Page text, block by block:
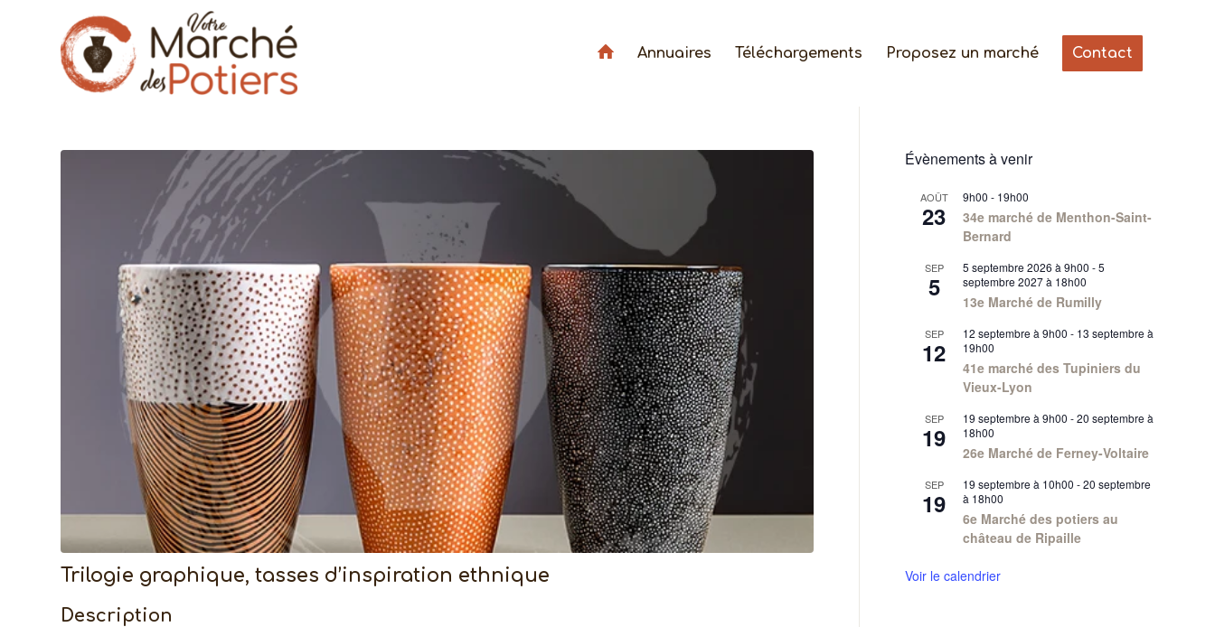
Annuaires Téléchargements Proposez un marché Contact
Trilogie graphique, tasses d’inspiration ethnique
Description
Évènements à venir
AOÛT
23
9h00 - 19h00
34e marché de Menthon-Saint-
Bernard
SEP
5
5 septembre 2026 à 9h00 -5
septembre 2027 à 18h00
13e Marché de Rumilly
SEP
12
12 septembre à 9h00 - 13 septembre à
19h00
41e marché des Tupiniers du
Vieux-Lyon
SEP
19
19 septembre à 9h00 -20 septembre à
18h00
26e Marché de Ferney-Voltaire
SEP
19
19 septembre à 10h00 -20 septembre
à 18h00
6e Marché des potiers au
château de Ripaille
Voir le calendrier